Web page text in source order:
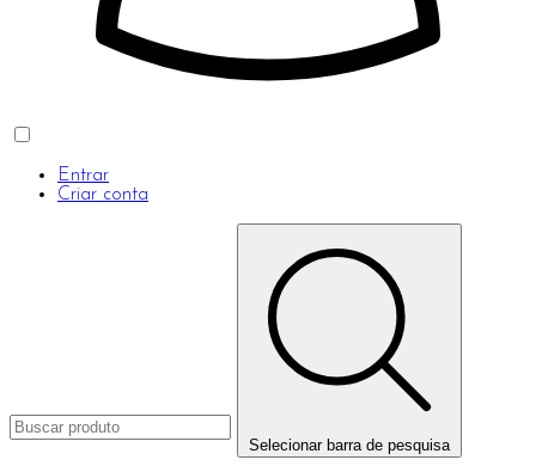
Entrar
Criar conta
Selecionar barra de pesquisa